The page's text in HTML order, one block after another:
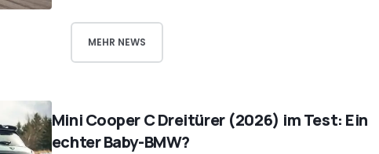
MEHR NEWS
Mini Cooper C Dreitürer (2026) im Test: Ein
echter Baby-BMW?